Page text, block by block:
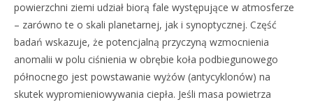
powierzchni ziemi udział biorą fale występujące w atmosferze
– zarówno te o skali planetarnej, jak i synoptycznej. Część
badań wskazuje, że potencjalną przyczyną wzmocnienia
anomalii w polu ciśnienia w obrębie koła podbiegunowego
północnego jest powstawanie wyżów (antycyklonów) na
skutek wypromieniowywania ciepła. Jeśli masa powietrza